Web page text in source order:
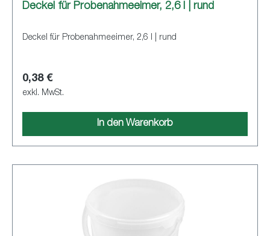
Deckel für Probenahmeeimer, 2,6 l | rund
Deckel für Probenahmeeimer, 2,6 l | rund
0,38 €
exkl. MwSt.
In den Warenkorb